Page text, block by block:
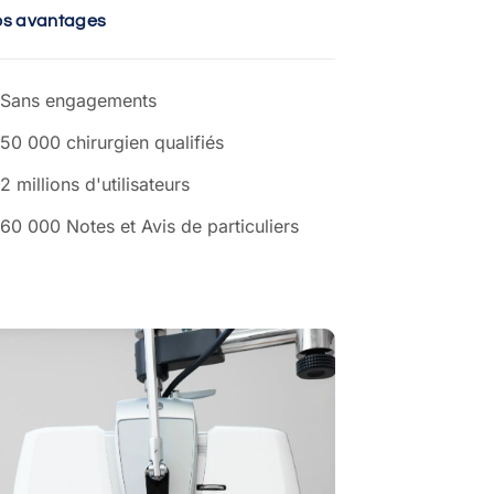
avantages
Sans engagements
50 000 chirurgien qualifiés
2 millions d'utilisateurs
60 000 Notes et Avis de particuliers